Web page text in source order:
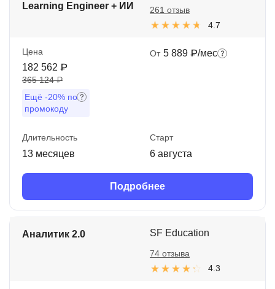
Learning Engineer + ИИ
4.7
261 отзыв
Цена
182 562 ₽
365 124 ₽
Ещё -20% по
промокоду
От 5 889 ₽/мес
Длительность
13 месяцев
Старт
6 августа
Подробнее
Аналитик 2.0 SF Education
4.3
74 отзыва